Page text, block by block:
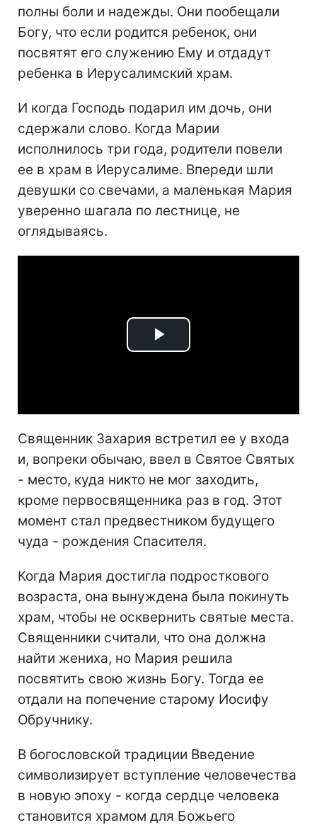
полны боли и надежды. Они пообещали
Богу, что если родится ребенок, они
посвятят его служению Ему и отдадут
ребенка в Иерусалимский храм.
И когда Господь подарил им дочь, они
сдержали слово. Когда Марии
исполнилось три года, родители повели
ее в храм в Иерусалиме. Впереди шли
девушки со свечами, а маленькая Мария
уверенно шагала по лестнице, не
оглядываясь.
Play
Священник Захария встретил ее у входа
и, вопреки обычаю, ввел в Святое Святых
- место, куда никто не мог заходить,
кроме первосвященника раз в год. Этот
момент стал предвестником будущего
чуда - рождения Спасителя.
Когда Мария достигла подросткового
возраста, она вынуждена была покинуть
храм, чтобы не осквернить святые места.
Священники считали, что она должна
найти жениха, но Мария решила
посвятить свою жизнь Богу. Тогда ее
отдали на попечение старому Иосифу
Обручнику.
В богословской традиции Введение
символизирует вступление человечества
в новую эпоху - когда сердце человека
становится храмом для Божьего